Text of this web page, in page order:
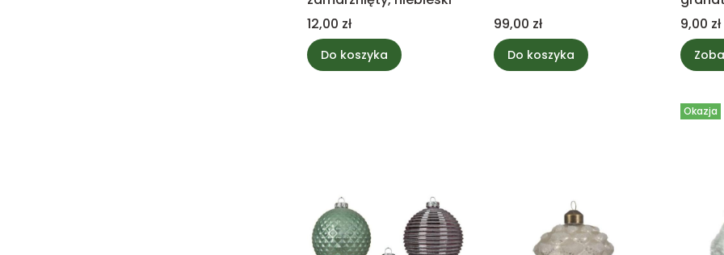
Cena
12,00 zł
Do koszyka
Cena
99,00 zł
Do koszyka
Cena
9,00 zł
Okazja